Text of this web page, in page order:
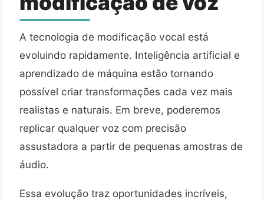
A tecnologia de modificação vocal está
evoluindo rapidamente. Inteligência artificial e
aprendizado de máquina estão tornando
possível criar transformações cada vez mais
realistas e naturais. Em breve, poderemos
replicar qualquer voz com precisão
assustadora a partir de pequenas amostras de
áudio.
Essa evolução traz oportunidades incríveis,